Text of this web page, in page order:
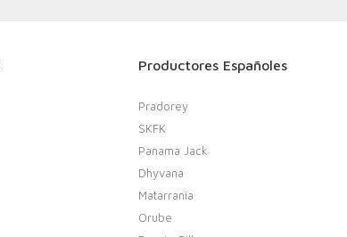
Productores Españoles
Pradorey
SKFK
Panama Jack
Dhyvana
Matarrania
Orube